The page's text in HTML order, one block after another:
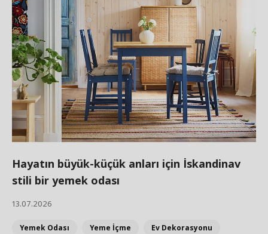
Hayatın büyük-küçük anları için İskandinav
stili bir yemek odası
13.07.2026
Yemek Odası Yeme İçme Ev Dekorasyonu